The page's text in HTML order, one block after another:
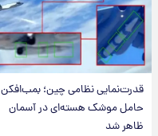
قدرت‌نمایی نظامی چین؛ بمب‌افکن
حامل موشک هسته‌ای در آسمان
ظاهر شد